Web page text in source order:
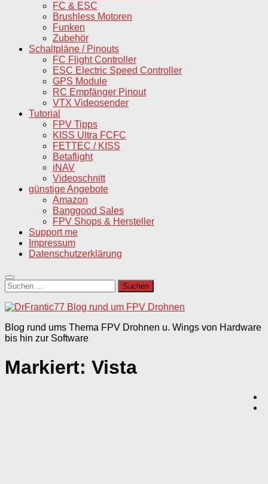
FC & ESC
Brushless Motoren
Funken
Zubehör
Schaltpläne / Pinouts
FC Flight Controller
ESC Electric Speed Controller
GPS Module
RC Empfänger Pinout
VTX Videosender
Tutorial
FPV Tipps
KISS Ultra FCFC
FETTEC / KISS
Betaflight
iNAV
Videoschnitt
günstige Angebote
Amazon
Banggood Sales
FPV Shops & Hersteller
Support me
Impressum
Datenschutzerklärung
Suchen
nach:
Blog rund ums Thema FPV Drohnen u. Wings von Hardware
bis hin zur Software
Markiert: Vista